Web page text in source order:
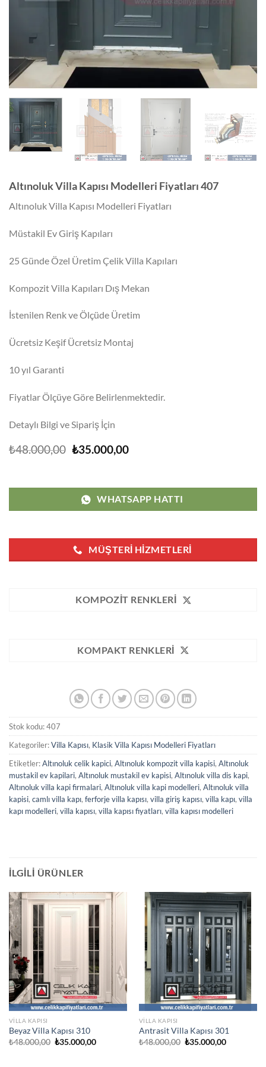
Altınoluk Villa Kapısı Modelleri Fiyatları 407
Altınoluk Villa Kapısı Modelleri Fiyatları
Müstakil Ev Giriş Kapıları
25 Günde Özel Üretim Çelik Villa Kapıları
Kompozit Villa Kapıları Dış Mekan
İstenilen Renk ve Ölçüde Üretim
Ücretsiz Keşif Ücretsiz Montaj
10 yıl Garanti
Fiyatlar Ölçüye Göre Belirlenmektedir.
Detaylı Bilgi ve Sipariş İçin
₺48.000,00 Orijinal
₺35.000,00Şu
WHATSAPP HATTI
MÜŞTERI HIZMETLERI
KOMPOZIT RENKLERI
KOMPAKT RENKLERI
Stok kodu:407
Kategoriler:Villa Kapısı, Klasik Villa Kapısı Modelleri Fiyatları
Etiketler:Altınoluk celik kapici, Altınoluk kompozit villa kapisi, Altınoluk
mustakil ev kapilari, Altınoluk mustakil ev kapisi, Altınoluk villa dis kapi,
Altınoluk villa kapi firmalari, Altınoluk villa kapi modelleri, Altınoluk villa
kapisi, camlı villa kapı, ferforje villa kapısı, villa giriş kapısı, villa kapı, villa
kapı modelleri, villa kapısı, villa kapısı fiyatları, villa kapısı modelleri
İLGILI ÜRÜNLER
VILLA KAPISI
Beyaz Villa Kapısı 310
₺48.000,00 Orijinal
₺35.000,00Şu
VILLA KAPISI
Antrasit Villa Kapısı 301
₺48.000,00 Orijinal
₺35.000,00Şu